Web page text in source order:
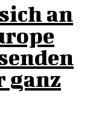
an
ganz